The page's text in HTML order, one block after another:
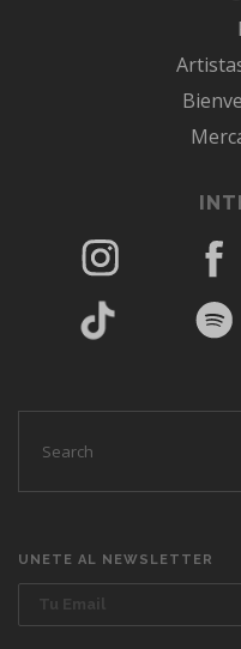
UNETE AL NEWSLETTER